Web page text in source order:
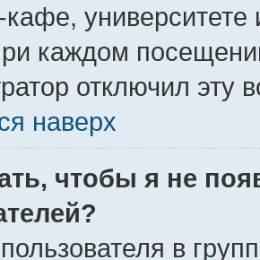
университете
каждом
отключил эту
наверх
чтобы я не
в